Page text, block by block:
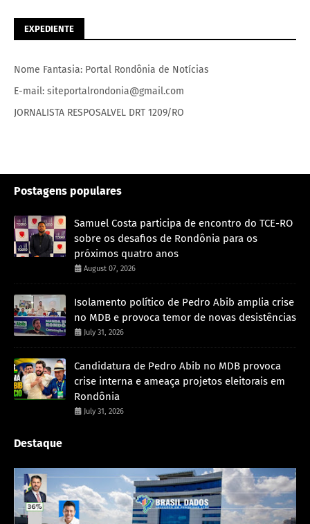
EXPEDIENTE
Nome Fantasia: Portal Rondônia de Notícias
E-mail: siteportalrondonia@gmail.com
JORNALISTA RESPOSALVEL DRT 1209/RO
Postagens populares
Samuel Costa participa de encontro do TCE-RO
sobre os desafios de Rondônia para os
próximos quatro anos
August 07, 2026
Isolamento político de Pedro Abib amplia crise
no MDB e provoca temor de novas desistências
July 31, 2026
Candidatura de Pedro Abib no MDB provoca
crise interna e ameaça projetos eleitorais em
Rondônia
July 31, 2026
Destaque